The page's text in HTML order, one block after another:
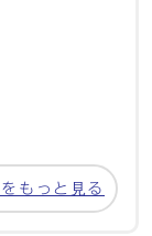
もっと見る